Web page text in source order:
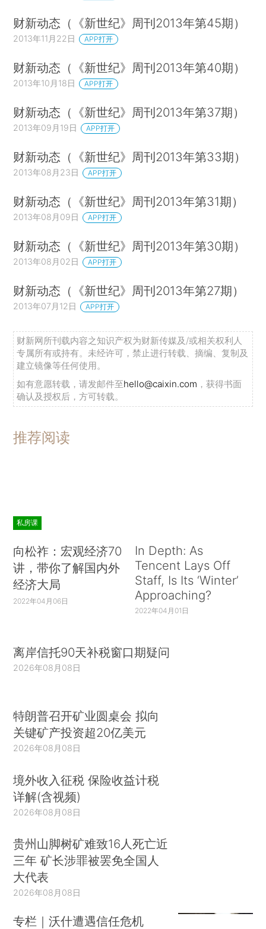
财新动态（《新世纪》周刊2013年第45期）
2013年11月22日 APP打开
财新动态（《新世纪》周刊2013年第40期）
2013年10月18日 APP打开
财新动态（《新世纪》周刊2013年第37期）
2013年09月19日 APP打开
财新动态（《新世纪》周刊2013年第33期）
2013年08月23日 APP打开
财新动态（《新世纪》周刊2013年第31期）
2013年08月09日 APP打开
财新动态（《新世纪》周刊2013年第30期）
2013年08月02日 APP打开
财新动态（《新世纪》周刊2013年第27期）
2013年07月12日 APP打开
财新网所刊载内容之知识产权为财新传媒及/或相关权利人
专属所有或持有。未经许可，禁止进行转载、摘编、复制及
建立镜像等任何使用。
如有意愿转载，请发邮件至hello@caixin.com ，获得书面
确认及授权后，方可转载。
推荐阅读
私房课
向松祚：宏观经济70
讲，带你了解国内外
经济大局
2022年04月06日
In Depth: As
Tencent Lays Off
Staff, Is Its ‘Winter’
Approaching?
2022年04月01日
离岸信托90天补税窗口期疑问
2026年08月08日
特朗普召开矿业圆桌会 拟向
关键矿产投资超20亿美元
2026年08月08日
境外收入征税 保险收益计税
详解(含视频)
2026年08月08日
贵州山脚树矿难致16人死亡近
三年 矿长涉罪被罢免全国人
大代表
2026年08月08日
专栏｜沃什遭遇信任危机